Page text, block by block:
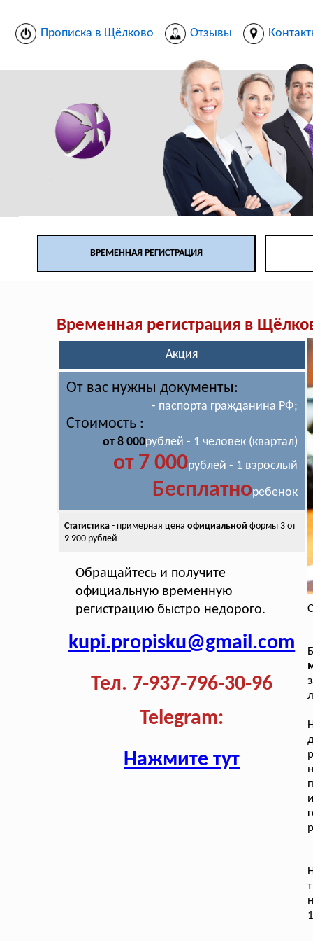
Прописка в Щёлково Отзывы
ВРЕМЕННАЯ РЕГИСТРАЦИЯ
Временная регистрация в
Акция
От вас нужны документы:
- паспорта гражданина РФ;
Стоимость :
от 8 000рублей - 1 человек (квартал)
от 7 000рублей - 1 взрослый
Бесплатноребенок
Статистика- примерная цена официальной формы 3 от
9 900 рублей
Обращайтесь и получите
официальную временную
регистрацию быстро недорого.
kupi.propisku@gmail.com
Тел. 7-937-796-30-96
Telegram:
Нажмите тут